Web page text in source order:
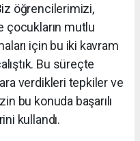
öğrencilerimizi,
çocukların mutlu
için bu iki kavram
Bu süreçte
verdikleri tepkiler ve
bu konuda başarılı
kullandı.